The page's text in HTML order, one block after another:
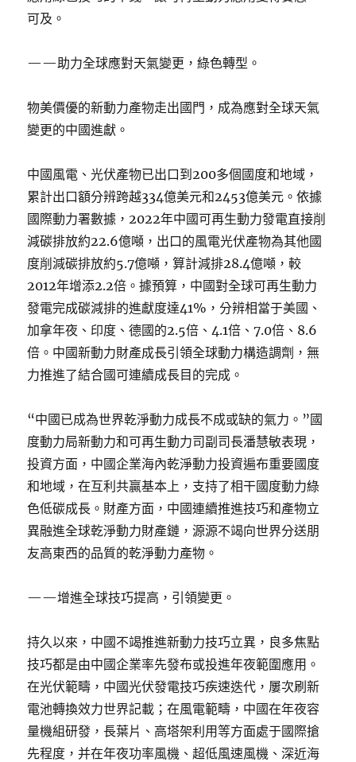
可及。
——助力全球應對天氣變更，綠色轉型。
物美價優的新動力產物走出國門，成為應對全球天氣
變更的中國進獻。
中國風電、光伏產物已出口到200多個國度和地域，
累計出口額分辨跨越334億美元和2453億美元。依據
國際動力署數據，2022年中國可再生動力發電直接削
減碳排放約22.6億噸，出口的風電光伏產物為其他國
度削減碳排放約5.7億噸，算計減排28.4億噸，較
2012年增添2.2倍。據預算，中國對全球可再生動力
發電完成碳減排的進獻度達41%，分辨相當于美國、
加拿年夜、印度、德國的2.5倍、4.1倍、7.0倍、8.6
倍。中國新動力財產成長引領全球動力構造調劑，無
力推進了結合國可連續成長目的完成。
“中國已成為世界乾淨動力成長不成或缺的氣力。”國
度動力局新動力和可再生動力司副司長潘慧敏表現，
投資方面，中國企業海內乾淨動力投資遍布重要國度
和地域，在互利共贏基本上，支持了相干國度動力綠
色低碳成長。財產方面，中國連續推進技巧和產物立
異融進全球乾淨動力財產鏈，源源不竭向世界分送朋
友高東西的品質的乾淨動力產物。
——增進全球技巧提高，引領變更。
持久以來，中國不竭推進新動力技巧立異，良多焦點
技巧都是由中國企業率先發布或投進年夜範圍應用。
在光伏範疇，中國光伏發電技巧疾速迭代，屢次刷新
電池轉換效力世界記載；在風電範疇，中國在年夜容
量機組研發，長葉片、高塔架利用等方面處于國際搶
先程度，并在年夜功率風機、超低風速風機、深近海